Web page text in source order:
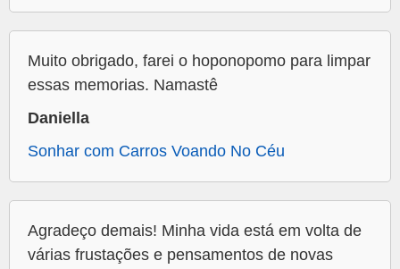
Muito obrigado, farei o hoponopomo para limpar
essas memorias. Namastê
Daniella
Sonhar com Carros Voando No Céu
Agradeço demais! Minha vida está em volta de
várias frustações e pensamentos de novas